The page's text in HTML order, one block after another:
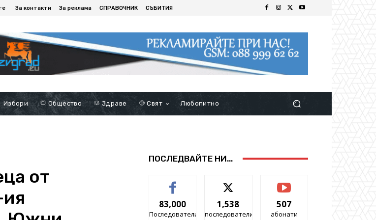
За контакти За реклама СПРАВОЧНИК СЪБИТИЯ
Избори Общество Здраве Свят Любопитно
от
ПОСЛЕДВАЙТЕ НИ...
83,000
Последователи
1,538
последователи
507
абонати